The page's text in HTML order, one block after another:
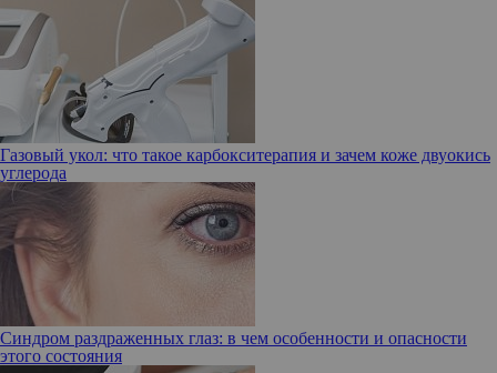
Газовый укол: что такое карбокситерапия и зачем коже двуокись
углерода
Cиндром раздраженных глаз: в чем особенности и опасности
этого состояния